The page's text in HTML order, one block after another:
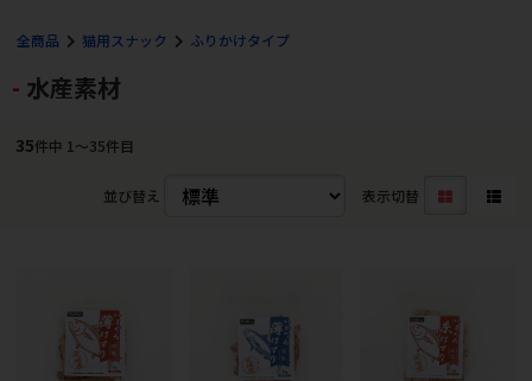
全商品 猫用スナック ふりかけタイプ
水産素材
35件中 1〜35件目
並び替え 表示切替